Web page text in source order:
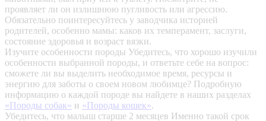
проявляет ли он излишнюю пугливость или агрессию.
Обязательно поинтересуйтесь у заводчика историей
родителей, особенно мамы: каков их темперамент, заслуги,
состояние здоровья и возраст вязки.
Изучите особенности породы Убедитесь, что хорошо изучили
особенности выбранной породы, и ответьте себе на вопрос:
сможете ли вы выделить необходимое время, ресурсы и
энергию для заботы о своем новом любимце? Подробную
информацию о каждой породе вы найдете в наших разделах
«Породы собак» и «Породы кошек».
Убедитесь, что малыш старше 2 месяцев Именно такой срок